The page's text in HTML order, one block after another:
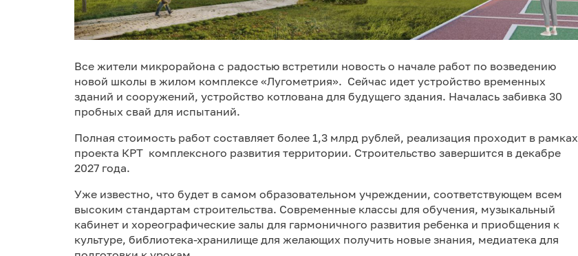
Все жители микрорайона с радостью встретили новость о начале работ по возведению
новой школы в жилом комплексе «Лугометрия». Сейчас идет устройство временных
зданий и сооружений, устройство котлована для будущего здания. Началась забивка 30
пробных свай для испытаний.
Полная стоимость работ составляет более 1,3 млрд рублей, реализация проходит в рамках
проекта КРТ комплексного развития территории. Строительство завершится в декабре
2027 года.
Уже известно, что будет в самом образовательном учреждении, соответствующем всем
высоким стандартам строительства. Современные классы для обучения, музыкальный
кабинет и хореографические залы для гармоничного развития ребенка и приобщения к
культуре, библиотека-хранилище для желающих получить новые знания, медиатека для